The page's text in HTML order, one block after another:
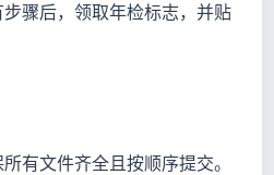
步骤后，领取年检标志，并贴
所有文件齐全且按顺序提交。